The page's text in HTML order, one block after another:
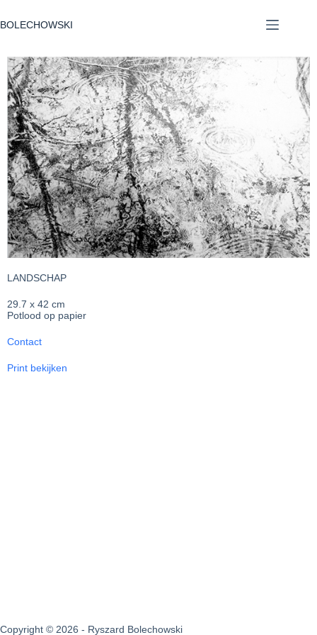
BOLECHOWSKI
LANDSCHAP
29.7 x 42 cm
Potlood op papier
Contact
Print bekijken
Copyright © 2026 - Ryszard Bolechowski